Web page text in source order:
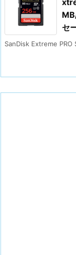
セ
SanDisk Extreme PRO